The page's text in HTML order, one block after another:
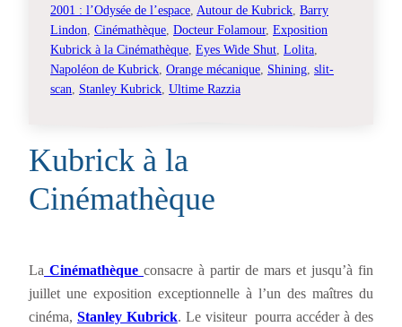
2001 : l’Odysée de l’espace Autour de Kubrick Barry
Lindon Cinémathèque Docteur Folamour, Exposition
Kubrick à la Cinémathèque Eyes Wide Shut Lolita
Napoléon de Kubrick Orange mécanique Shining slit-
scan
Stanley Kubrick Ultime Razzia
Kubrick à la
Cinémathèque
La Cinémathèque consacre à partir de mars et jusqu’à fin
juillet une exposition exceptionnelle à l’un des maîtres du
cinéma, Stanley Kubrick. Le visiteur pourra accéder à des